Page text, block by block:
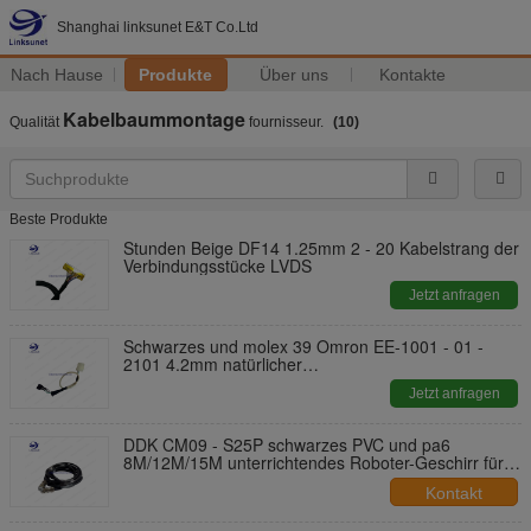
Shanghai linksunet E&T Co.Ltd
Nach Hause Produkte Über uns Kontakte
Qualität Kabelbaummontage fournisseur. (10)
Beste Produkte
Stunden Beige DF14 1.25mm 2 - 20 Kabelstrang der
Verbindungsstücke LVDS
Jetzt anfragen
Schwarzes und molex 39 Omron EE-1001 - 01 -
2101 4.2mm natürlicher
Verbindungsstückkabelstrang für MaschineJetzt anfragen
DDK CM09 - S25P schwarzes PVC und pa6
8M/12M/15M unterrichtendes Roboter-Geschirr für
Kontakt